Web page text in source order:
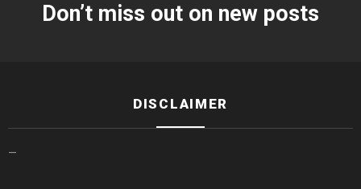
Don’t miss out on new posts
DISCLAIMER
—